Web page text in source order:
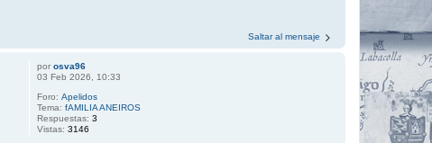
Saltar al mensaje
porosva96
03 Feb 2026, 10:33
Foro:Apelidos
Tema:fAMILIA ANEIROS
Respuestas:3
Vistas:3146